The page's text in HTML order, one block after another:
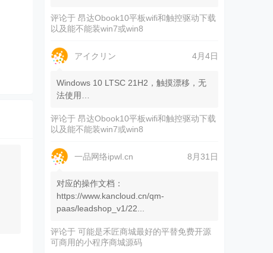
评论于昂达Obook10平板wifi和触控驱动下载
以及能不能装win7或win8
アイクリン 4月4日
Windows 10 LTSC 21H2，触摸漂移，无
法使用…
评论于昂达Obook10平板wifi和触控驱动下载
以及能不能装win7或win8
一品网络ipwl.cn 8月31日
对应的操作文档：
https://www.kancloud.cn/qm-
paas/leadshop_v1/22...
评论于可能是禾匠商城最好的平替免费开源
可商用的小程序商城源码